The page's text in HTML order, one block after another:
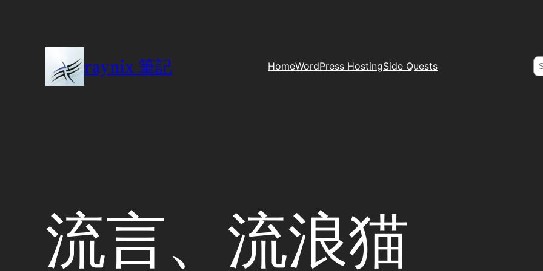
raynix 筆記 HomeWordPress HostingSide Quests
流言、流浪猫